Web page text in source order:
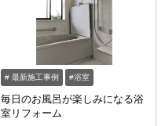
最新施工事例 浴室
毎日のお風呂が楽しみになる浴
室リフォーム